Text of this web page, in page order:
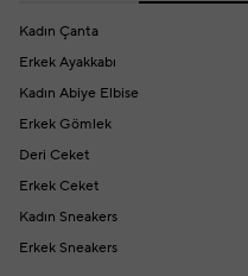
Kadın Çanta
Erkek Ayakkabı
Kadın Abiye Elbise
Erkek Gömlek
Deri Ceket
Erkek Ceket
Kadın Sneakers
Erkek Sneakers